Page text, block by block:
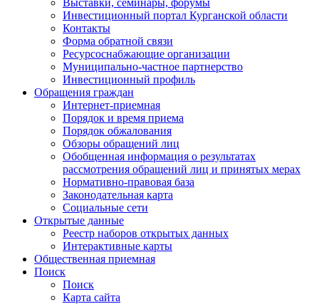
Выставки, семинары, форумы
Инвестиционный портал Курганской области
Контакты
Форма обратной связи
Ресурсоснабжающие организации
Муниципально-частное партнерство
Инвестиционный профиль
Обращения граждан
Интернет-приемная
Порядок и время приема
Порядок обжалования
Обзоры обращений лиц
Обобщенная информация о результатах
рассмотрения обращений лиц и принятых мерах
Нормативно-правовая база
Законодательная карта
Социальные сети
Открытые данные
Реестр наборов открытых данных
Интерактивные карты
Общественная приемная
Поиск
Поиск
Карта сайта